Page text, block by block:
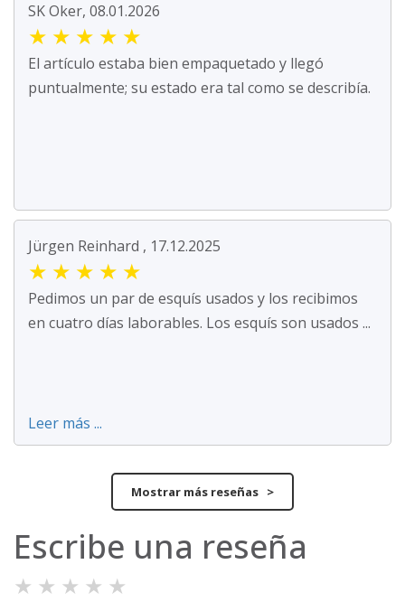
SK Oker, 08.01.2026
★ ★ ★ ★ ★
El artículo estaba bien empaquetado y llegó
puntualmente; su estado era tal como se describía.
Jürgen Reinhard , 17.12.2025
★ ★ ★ ★ ★
Pedimos un par de esquís usados y los recibimos
en cuatro días laborables. Los esquís son usados ...
Leer más ...
Mostrar más reseñas >
Escribe una reseña
★ ★ ★ ★ ★